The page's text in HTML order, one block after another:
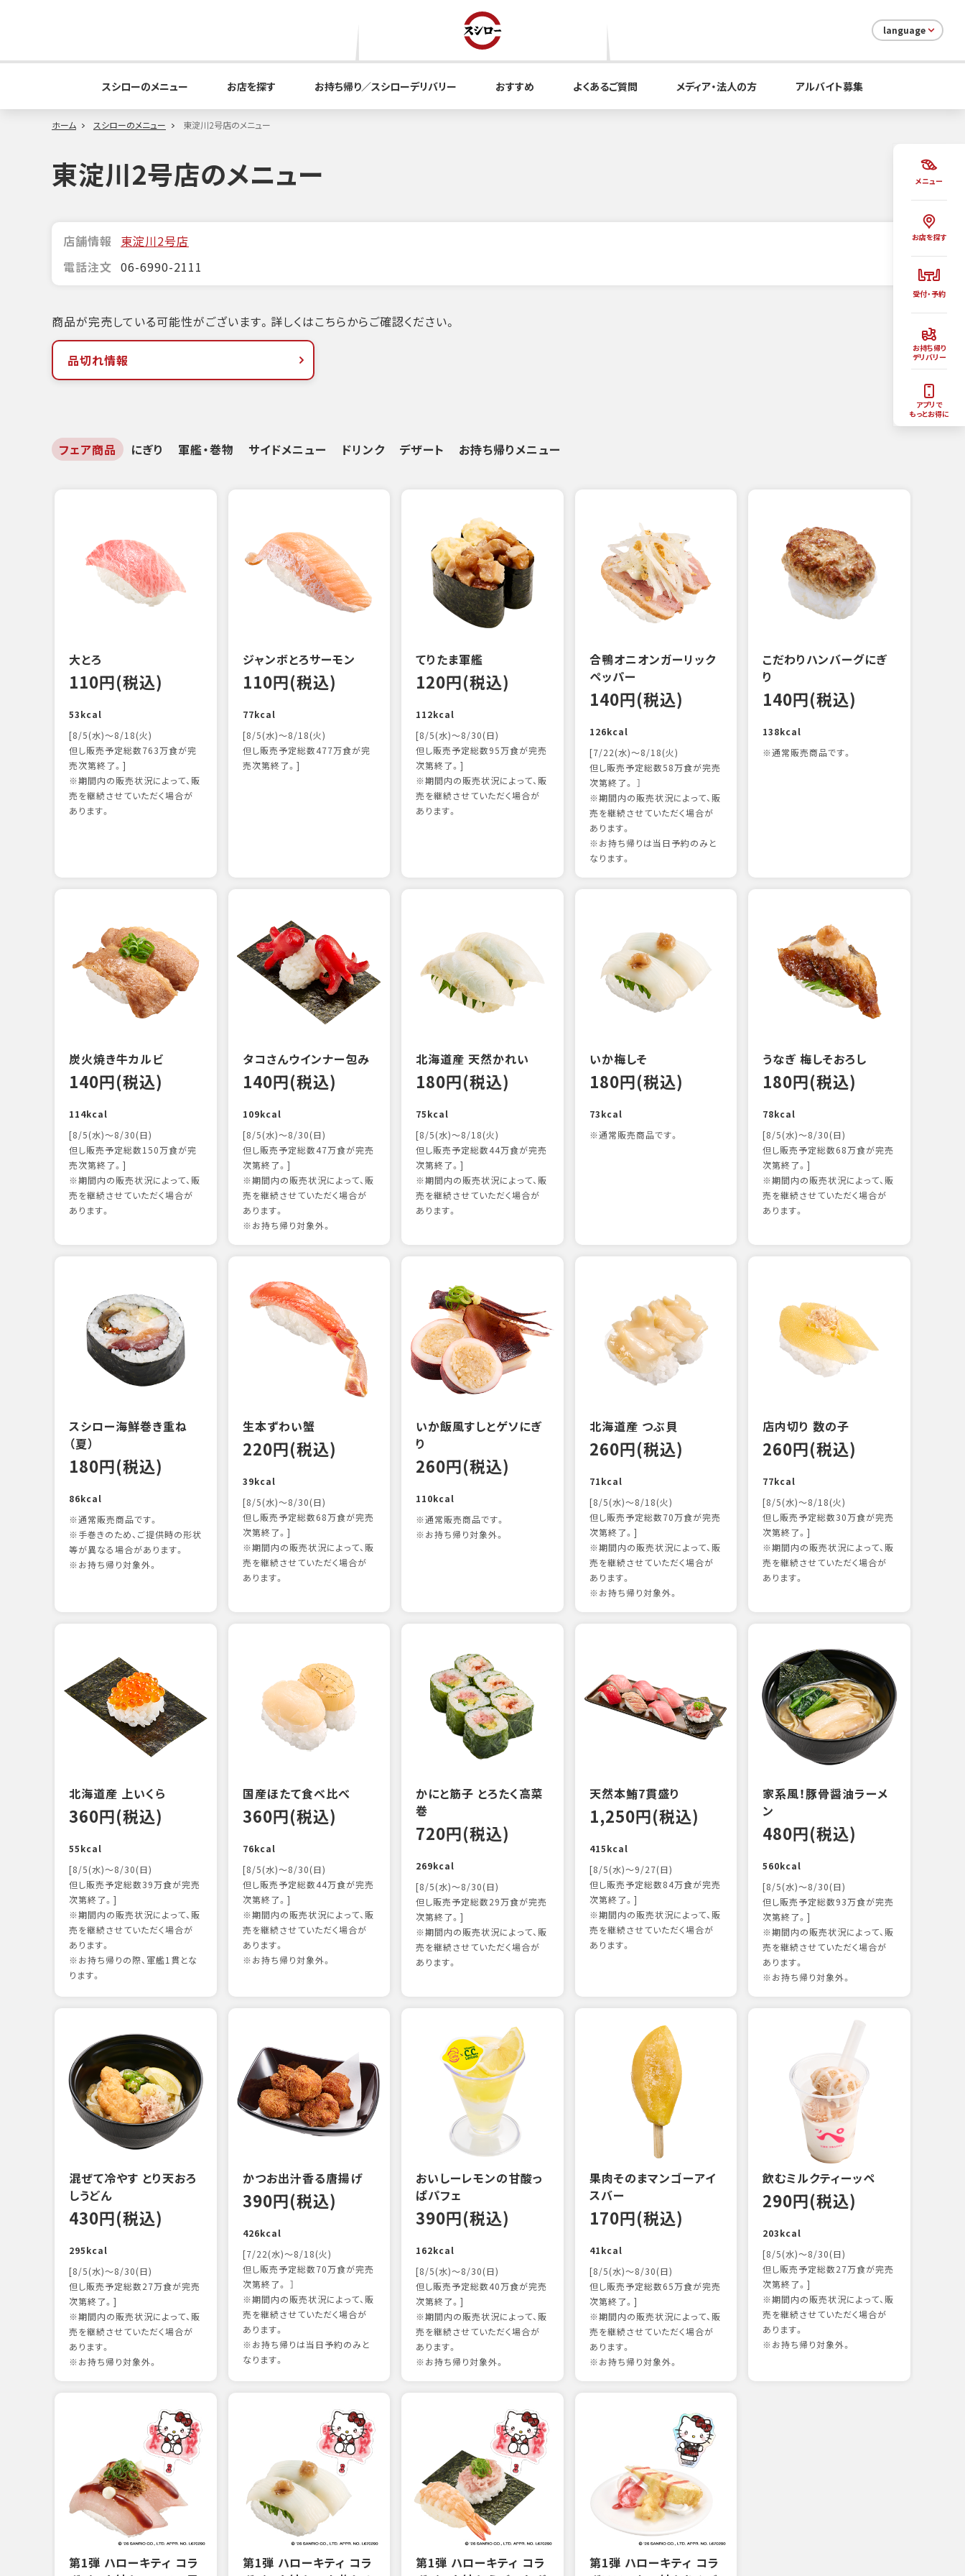
メニュー
お店を探す
受付・予約
お持ち帰り
デリバリー
アプリで
もっとお得に
language
スシローのメニュー お店を探す お持ち帰り／スシローデリバリー おすすめ よくあるご質問 メディア・法人の方 アルバイト募集
ホーム スシローのメニュー 東淀川2号店のメニュー
東淀川2号店のメニュー
店舗情報 東淀川2号店
電話注文 06-6990-2111
商品が完売している可能性がございます。詳しくはこちらからご確認ください。
品切れ情報
フェア商品 にぎり 軍艦・巻物 サイドメニュー ドリンク デザート お持ち帰りメニュー
大とろ
110円(税込)
53kcal
[8/5(水)～8/18(火)
但し販売予定総数763万食が完
売次第終了。]
※期間内の販売状況によって、販
売を継続させていただく場合が
あります。
ジャンボとろサーモン
110円(税込)
77kcal
[8/5(水)～8/18(火)
但し販売予定総数477万食が完
売次第終了。]
てりたま軍艦
120円(税込)
112kcal
[8/5(水)～8/30(日)
但し販売予定総数95万食が完売
次第終了。]
※期間内の販売状況によって、販
売を継続させていただく場合が
あります。
合鴨オニオンガーリック
ペッパー
140円(税込)
126kcal
[7/22(水)～8/18(火)
但し販売予定総数58万食が完売
次第終了。 ］
※期間内の販売状況によって、販
売を継続させていただく場合が
あります。
※お持ち帰りは当日予約のみと
なります。
こだわりハンバーグにぎ
り
140円(税込)
138kcal
※通常販売商品です。
炭火焼き牛カルビ
140円(税込)
114kcal
[8/5(水)～8/30(日)
但し販売予定総数150万食が完
売次第終了。]
※期間内の販売状況によって、販
売を継続させていただく場合が
あります。
タコさんウインナー包み
140円(税込)
109kcal
[8/5(水)～8/30(日)
但し販売予定総数47万食が完売
次第終了。]
※期間内の販売状況によって、販
売を継続させていただく場合が
あります。
※お持ち帰り対象外。
北海道産 天然かれい
180円(税込)
75kcal
[8/5(水)～8/18(火)
但し販売予定総数44万食が完売
次第終了。]
※期間内の販売状況によって、販
売を継続させていただく場合が
あります。
いか梅しそ
180円(税込)
73kcal
※通常販売商品です。
うなぎ 梅しそおろし
180円(税込)
78kcal
[8/5(水)～8/30(日)
但し販売予定総数68万食が完売
次第終了。]
※期間内の販売状況によって、販
売を継続させていただく場合が
あります。
スシロー海鮮巻き重ね
（夏）
180円(税込)
86kcal
※通常販売商品です。
※手巻きのため、ご提供時の形状
等が異なる場合があります。
※お持ち帰り対象外。
生本ずわい蟹
220円(税込)
39kcal
[8/5(水)～8/30(日)
但し販売予定総数68万食が完売
次第終了。]
※期間内の販売状況によって、販
売を継続させていただく場合が
あります。
いか飯風すしとゲソにぎ
り
260円(税込)
110kcal
※通常販売商品です。
※お持ち帰り対象外。
北海道産 つぶ貝
260円(税込)
71kcal
[8/5(水)～8/18(火)
但し販売予定総数70万食が完売
次第終了。]
※期間内の販売状況によって、販
売を継続させていただく場合が
あります。
※お持ち帰り対象外。
店内切り 数の子
260円(税込)
77kcal
[8/5(水)～8/18(火)
但し販売予定総数30万食が完売
次第終了。]
※期間内の販売状況によって、販
売を継続させていただく場合が
あります。
北海道産 上いくら
360円(税込)
55kcal
[8/5(水)～8/30(日)
但し販売予定総数39万食が完売
次第終了。]
※期間内の販売状況によって、販
売を継続させていただく場合が
あります。
※お持ち帰りの際、軍艦1貫とな
ります。
国産ほたて食べ比べ
360円(税込)
76kcal
[8/5(水)～8/30(日)
但し販売予定総数44万食が完売
次第終了。]
※期間内の販売状況によって、販
売を継続させていただく場合が
あります。
※お持ち帰り対象外。
かにと筋子 とろたく高菜
巻
720円(税込)
269kcal
[8/5(水)～8/30(日)
但し販売予定総数29万食が完売
次第終了。]
※期間内の販売状況によって、販
売を継続させていただく場合が
あります。
天然本鮪7貫盛り
1,250円(税込)
415kcal
[8/5(水)～9/27(日)
但し販売予定総数84万食が完売
次第終了。]
※期間内の販売状況によって、販
売を継続させていただく場合が
あります。
家系風！豚骨醤油ラーメ
ン
480円(税込)
560kcal
[8/5(水)～8/30(日)
但し販売予定総数93万食が完売
次第終了。]
※期間内の販売状況によって、販
売を継続させていただく場合が
あります。
※お持ち帰り対象外。
混ぜて冷やす とり天おろ
しうどん
430円(税込)
295kcal
[8/5(水)～8/30(日)
但し販売予定総数27万食が完売
次第終了。]
※期間内の販売状況によって、販
売を継続させていただく場合が
あります。
※お持ち帰り対象外。
かつお出汁香る唐揚げ
390円(税込)
426kcal
[7/22(水)～8/18(火)
但し販売予定総数70万食が完売
次第終了。 ］
※期間内の販売状況によって、販
売を継続させていただく場合が
あります。
※お持ち帰りは当日予約のみと
なります。
おいしーレモンの甘酸っ
ぱパフェ
390円(税込)
162kcal
[8/5(水)～8/30(日)
但し販売予定総数40万食が完売
次第終了。]
※期間内の販売状況によって、販
売を継続させていただく場合が
あります。
※お持ち帰り対象外。
果肉そのまマンゴーアイ
スバー
170円(税込)
41kcal
[8/5(水)～8/30(日)
但し販売予定総数65万食が完売
次第終了。]
※期間内の販売状況によって、販
売を継続させていただく場合が
あります。
※お持ち帰り対象外。
飲むミルクティーッペ
290円(税込)
203kcal
[8/5(水)～8/30(日)
但し販売予定総数27万食が完売
次第終了。]
※期間内の販売状況によって、販
売を継続させていただく場合が
あります。
※お持ち帰り対象外。
第1弾 ハローキティ コラ
第1弾 ハローキティ コラ
第1弾 ハローキティ コラ
第1弾 ハローキティ コラ